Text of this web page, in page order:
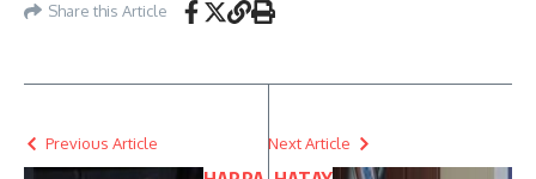
Share this Article
Previous Article Next Article